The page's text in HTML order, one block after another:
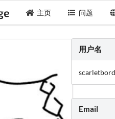
主页 问题
用户名
Email